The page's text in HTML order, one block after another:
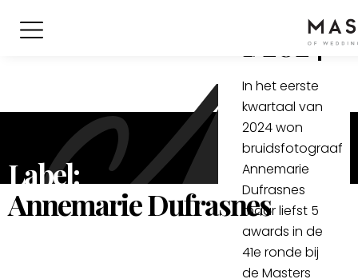
Label:
Annemarie Dufrasnes
kwartaal
1/2024
In het eerste
kwartaal van
2024 won
bruidsfotograaf
Annemarie
Dufrasnes
maar liefst 5
awards in de
41e ronde bij
de Masters